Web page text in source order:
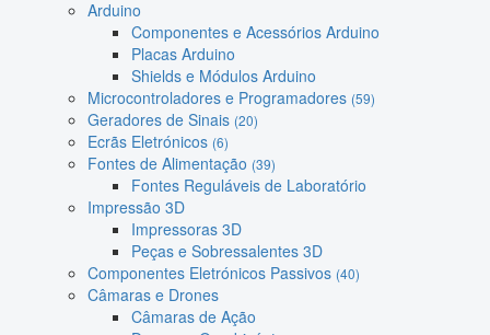
Arduino
Componentes e Acessórios Arduino
Placas Arduino
Shields e Módulos Arduino
Microcontroladores e Programadores (59)
Geradores de Sinais (20)
Ecrãs Eletrónicos (6)
Fontes de Alimentação (39)
Fontes Reguláveis de Laboratório
Impressão 3D
Impressoras 3D
Peças e Sobressalentes 3D
Componentes Eletrónicos Passivos (40)
Câmaras e Drones
Câmaras de Ação